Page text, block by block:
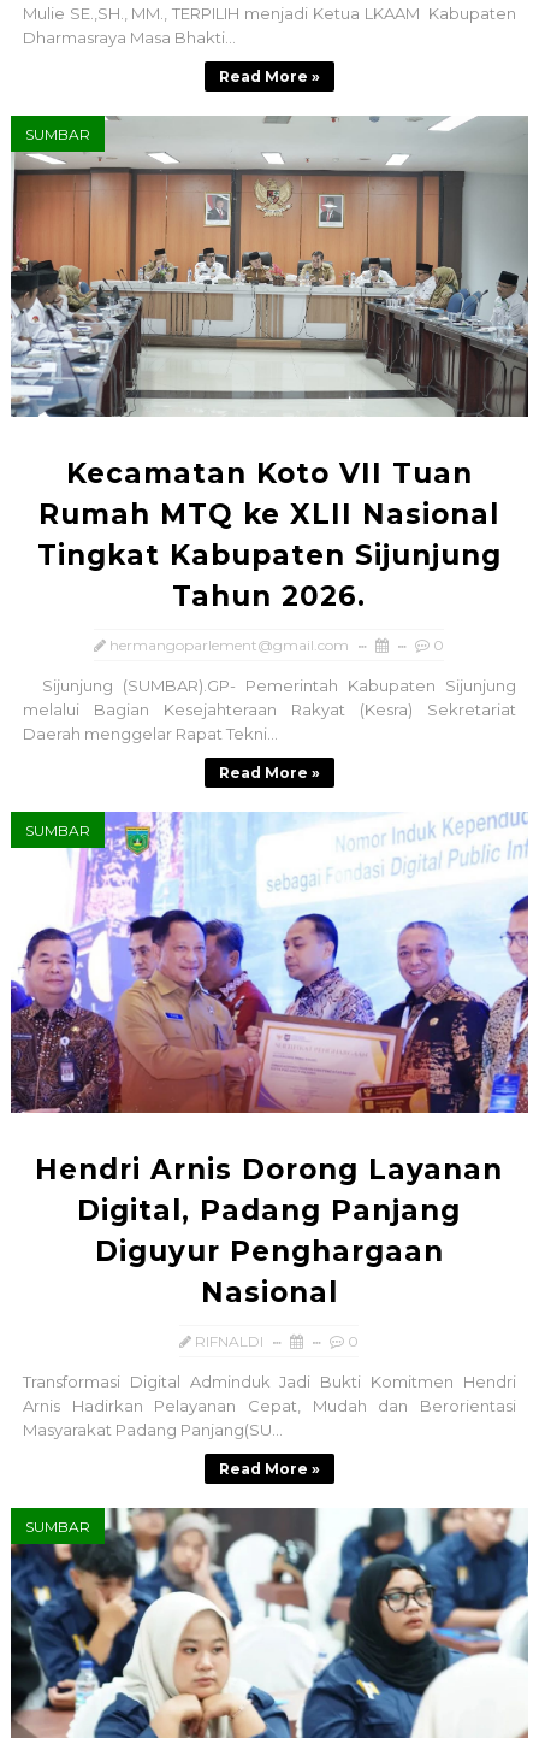
Mulie SE.,SH., MM., TERPILIH menjadi Ketua LKAAM Kabupaten
Dharmasraya Masa Bhakti...
Read More »
SUMBAR
Kecamatan Koto VII Tuan
Rumah MTQ ke XLII Nasional
Tingkat Kabupaten Sijunjung
Tahun 2026.
hermangoparlement@gmail.com 0
Sijunjung (SUMBAR).GP- Pemerintah Kabupaten Sijunjung
melalui Bagian Kesejahteraan Rakyat (Kesra) Sekretariat
Daerah menggelar Rapat Tekni...
Read More »
SUMBAR
Hendri Arnis Dorong Layanan
Digital, Padang Panjang
Diguyur Penghargaan
Nasional
RIFNALDI 0
Transformasi Digital Adminduk Jadi Bukti Komitmen Hendri
Arnis Hadirkan Pelayanan Cepat, Mudah dan Berorientasi
Masyarakat Padang Panjang(SU...
Read More »
SUMBAR